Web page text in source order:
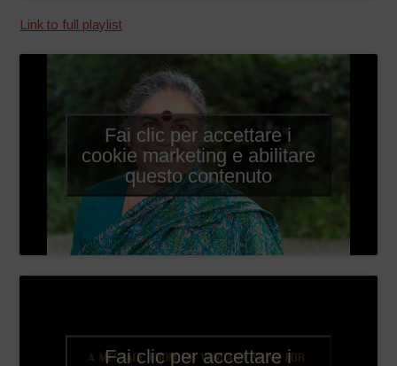
Link to full playlist
Fai clic per accettare i
cookie marketing e abilitare
questo contenuto
Fai clic per accettare i